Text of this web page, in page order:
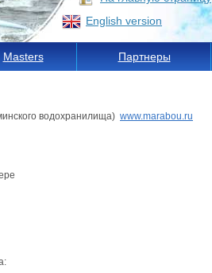
English version
Masters Партнеры
водохранилища) www.marabou.ru